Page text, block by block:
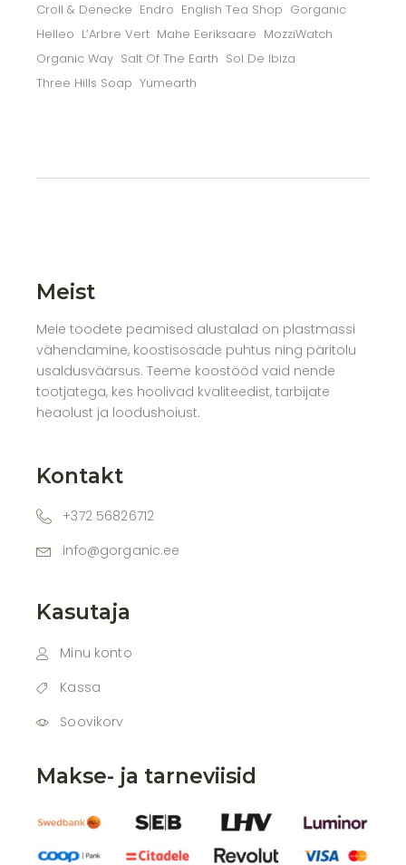
Croll & Denecke Endro English Tea Shop Gorganic
Helleo L’Arbre Vert Mahe Eeriksaare MozziWatch
Organic Way Salt Of The Earth Sol De Ibiza
Three Hills Soap Yumearth
Meist
Meie toodete peamised alustalad on plastmassi
vähendamine, koostisosade puhtus ning päritolu
usaldusväärsus. Teeme koostööd vaid nende
tootjatega, kes hoolivad kvaliteedist, tarbijate
heaolust ja loodushoiust.
Kontakt
+372 56826712
info@gorganic.ee
Kasutaja
Minu konto
Kassa
Soovikorv
Makse- ja tarneviisid